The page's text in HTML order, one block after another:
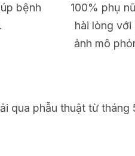
bệnh
100% phụ
hài lòng với
ảnh mô
qua phẫu thuật từ tháng